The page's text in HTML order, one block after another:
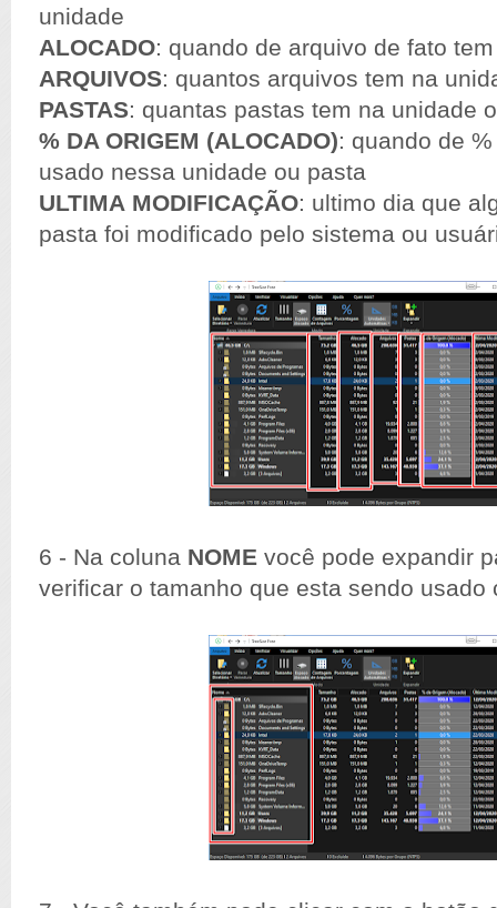
unidade
ALOCADO: quando de arquivo de fato
ARQUIVOS: quantos arquivos tem na
PASTAS: quantas pastas tem na unidade
% DA ORIGEM (ALOCADO): quando de
usado nessa unidade ou pasta
ULTIMA MODIFICAÇÃO: ultimo dia que
pasta foi modificado pelo sistema ou
6 - Na coluna NOME você pode expandir
verificar o tamanho que esta sendo usado